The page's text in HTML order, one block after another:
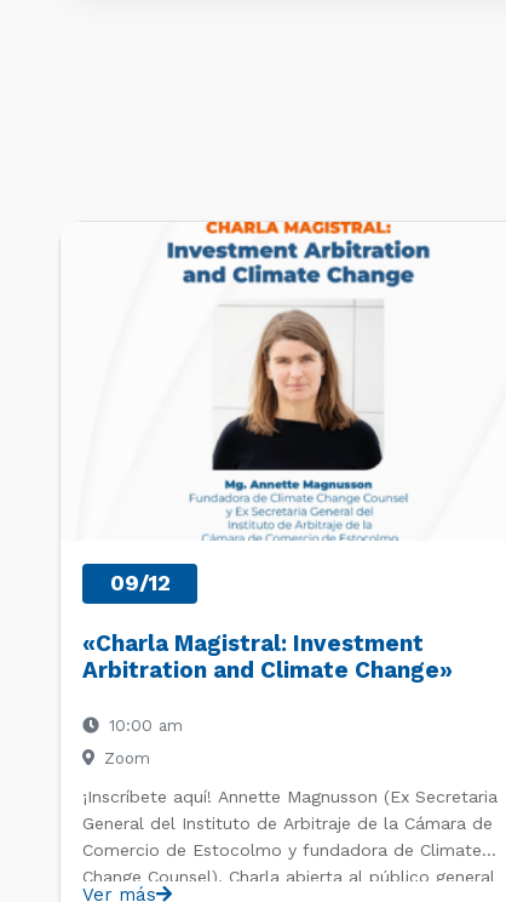
PRÓXIMOS EVENTOS
09/12
«Charla Magistral: Investment
Arbitration and Climate Change»
10:00 am
Zoom
¡Inscríbete aquí! Annette Magnusson (Ex Secretaria
General del Instituto de Arbitraje de la Cámara de
Comercio de Estocolmo y fundadora de Climate
Change Counsel). Charla abierta al público general
Ver más